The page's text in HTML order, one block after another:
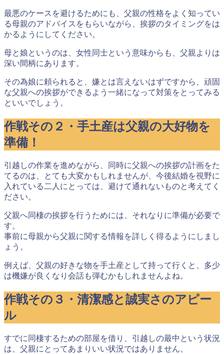
最悪のケースを避けるためにも、 父親の性格をよく知ってい
る母親のアドバイス をもらいながら、挨拶のタイミングをは
かるようにしてください。
母と娘というのは、女性同士という意味からも、父親よりは
深い間柄にあります。
その為娘に頼られると、嫌とは言えないはずですから、頑固
な父親への挨拶ができるよう 一緒になって対策をとってみる
といいでしょう。
作戦その２・手土産は父親の大好物を
準備！
引越しの作業を進めながら、同時に父親への挨拶の計画をた
てるのは、とても大変かもしれませんが、今後結婚を視野に
入れている二人にとっては、避けて通れないものと考えてく
ださい。
父親へ同棲の挨拶を行うためには、それなりに準備が必要で
す。
事前に母親から父親に関する情報を詳しく得るようにしまし
ょう。
例えば、父親の好きな物を手土産として持って行くと、多少
は機嫌が良くなり会話も弾むかもしれませんよね。
作戦その３・清潔感と誠実さのアピー
ル
すでに同棲するための部屋を借り、引越しの最中という状況
は、父親にとってあまりいい状況ではありません。